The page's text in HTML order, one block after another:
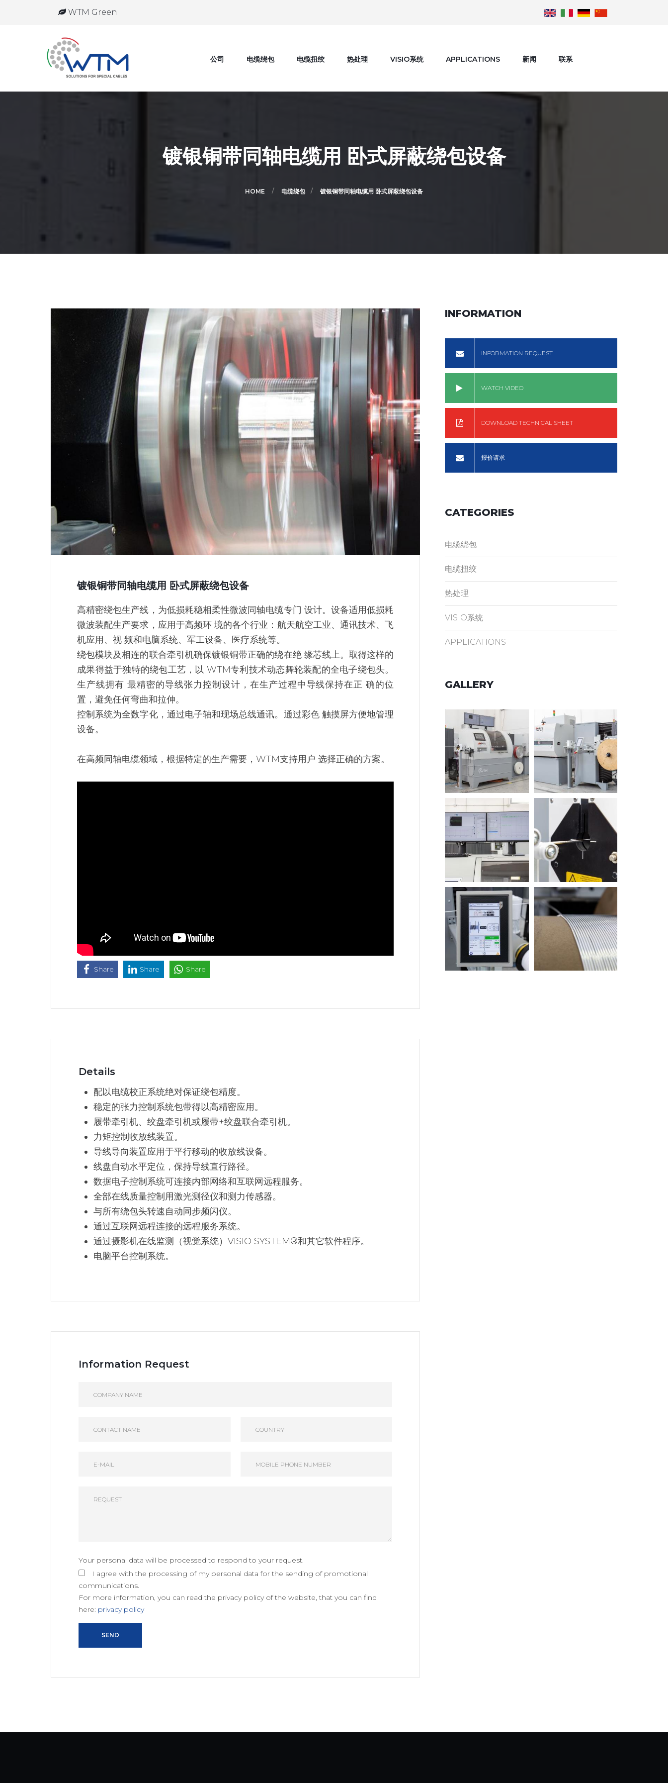
WTM Green
公司 电缆绕包 电缆扭绞 热处理 VISIO系统 APPLICATIONS 新闻 联系
镀银铜带同轴电缆用 卧式屏蔽绕包设备
HOME 电缆绕包 镀银铜带同轴电缆用 卧式屏蔽绕包设备
镀银铜带同轴电缆用 卧式屏蔽绕包设备
高精密绕包生产线，为低损耗稳相柔性微波同轴电缆专门 设计。设备适用低损耗
微波装配生产要求，应用于高频环 境的各个行业：航天航空工业、通讯技术、飞
机应用、视 频和电脑系统、军工设备、医疗系统等。
绕包模块及相连的联合牵引机确保镀银铜带正确的绕在绝 缘芯线上。取得这样的
成果得益于独特的绕包工艺，以 WTM专利技术动态舞轮装配的全电子绕包头。
生产线拥有 最精密的导线张力控制设计，在生产过程中导线保持在正 确的位
置，避免任何弯曲和拉伸。
控制系统为全数字化，通过电子轴和现场总线通讯。通过彩色 触摸屏方便地管理
设备。
在高频同轴电缆领域，根据特定的生产需要，WTM支持用户 选择正确的方案。
Share Share Share
Details
配以电缆校正系统绝对保证绕包精度。
稳定的张力控制系统包带得以高精密应用。
履带牵引机、绞盘牵引机或履带+绞盘联合牵引机。
力矩控制收放线装置。
导线导向装置应用于平行移动的收放线设备。
线盘自动水平定位，保持导线直行路径。
数据电子控制系统可连接内部网络和互联网远程服务。
全部在线质量控制用激光测径仪和测力传感器。
与所有绕包头转速自动同步频闪仪。
通过互联网远程连接的远程服务系统。
通过摄影机在线监测（视觉系统）VISIO SYSTEM®和其它软件程序。
电脑平台控制系统。
Information Request
Your personal data will be processed to respond to your request.
I agree with the processing of my personal data for the sending of promotional
communications.
For more information, you can read the privacy policy of the website, that you can find
here: privacy policy
SEND
INFORMATION
INFORMATION REQUEST
WATCH VIDEO
DOWNLOAD TECHNICAL SHEET
报价请求
CATEGORIES
电缆绕包
电缆扭绞
热处理
VISIO系统
APPLICATIONS
GALLERY